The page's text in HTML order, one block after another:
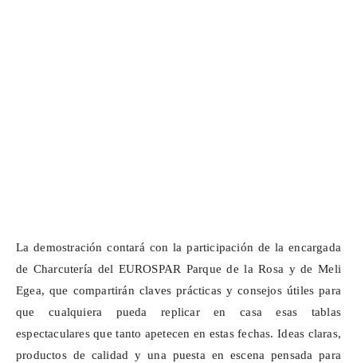
La demostración contará con la participación de la encargada
de Charcutería del EUROSPAR Parque de la Rosa y de Meli
Egea, que compartirán claves prácticas y consejos útiles para
que cualquiera pueda replicar en casa esas tablas
espectaculares que tanto apetecen en estas fechas. Ideas claras,
productos de calidad y una puesta en escena pensada para